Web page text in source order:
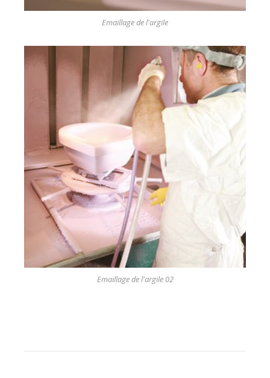
Emaillage de l'argile
Emaillage de l'argile 02